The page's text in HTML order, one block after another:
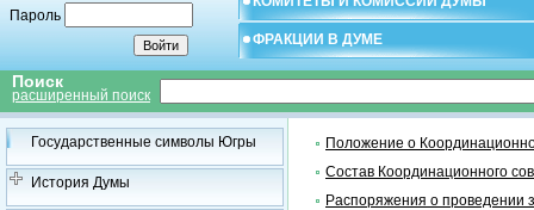
Пароль
ФРАКЦИИ В ДУМЕ
Поиск
расширенный поиск
Государственные символы Югры
История Думы
Положение о
Состав Координационного
Распоряжения о проведении